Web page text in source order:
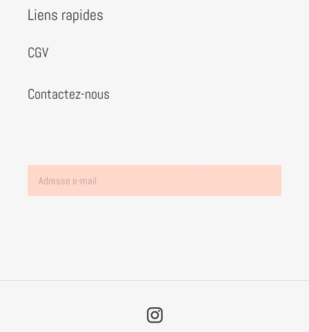
Liens rapides
CGV
Contactez-nous
Instagram